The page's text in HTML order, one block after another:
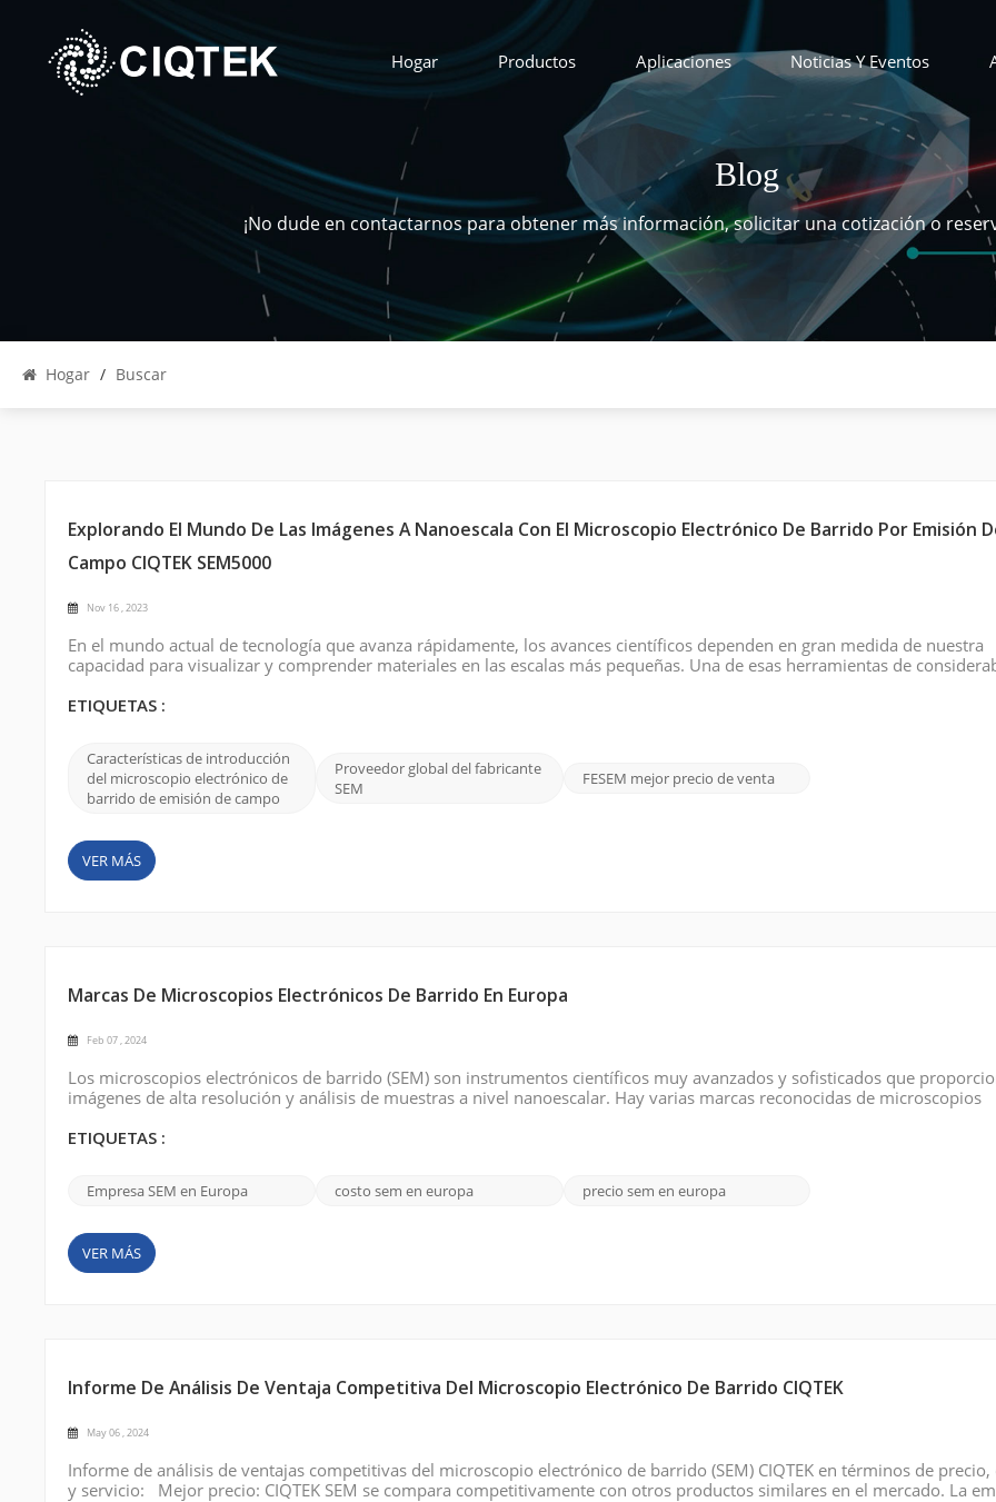
Hogar Productos Aplicaciones Noticias Y Eventos
Blog
¡No dude en contactarnos para obtener más información, solicitar una cotización o
Hogar / Buscar
Explorando El Mundo De Las Imágenes A Nanoescala Con El Microscopio Electrónico De Barrido Por Emisión
Campo CIQTEK SEM5000
Nov 16 , 2023
En el mundo actual de tecnología que avanza rápidamente, los avances científicos dependen en gran medida de nuestra
capacidad para visualizar y comprender materiales en las escalas más pequeñas. Una de esas herramientas de
versatilidad y capacidades superiores de o...
ETIQUETAS :
Características de introducción
del microscopio electrónico de
barrido de emisión de campo
Proveedor global del fabricante
SEM
FESEM mejor precio de venta
VER MÁS
Marcas De Microscopios Electrónicos De Barrido En Europa
Feb 07 , 2024
Los microscopios electrónicos de barrido (SEM) son instrumentos científicos muy avanzados y sofisticados que
imágenes de alta resolución y análisis de muestras a nivel nanoescalar. Hay varias marcas reconocidas de microscopios
Company (Thermo Fisher Scientific): ...
ETIQUETAS :
Empresa SEM en Europa costo sem en europa precio sem en europa
VER MÁS
Informe De Análisis De Ventaja Competitiva Del Microscopio Electrónico De Barrido CIQTEK
May 06 , 2024
Informe de análisis de ventajas competitivas del microscopio electrónico de barrido (SEM) CIQTEK en términos de precio,
y servicio: Mejor precio: CIQTEK SEM se compara competitivamente con otros productos similares en el mercado. La